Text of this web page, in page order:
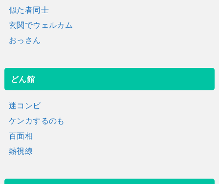
似た者同士
玄関でウェルカム
おっさん
どん館
迷コンビ
ケンカするのも
百面相
熱視線